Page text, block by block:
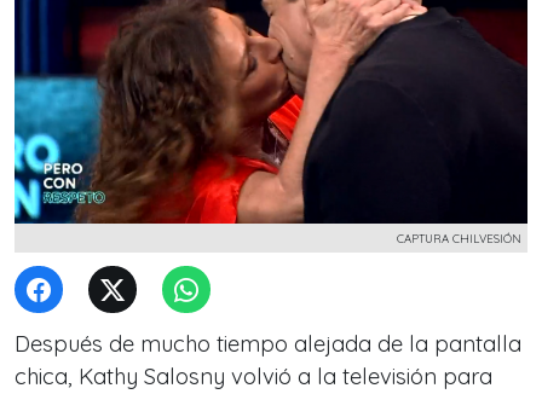
CAPTURA CHILVESIÓN
Después de mucho tiempo alejada de la pantalla
chica, Kathy Salosny volvió a la televisión para